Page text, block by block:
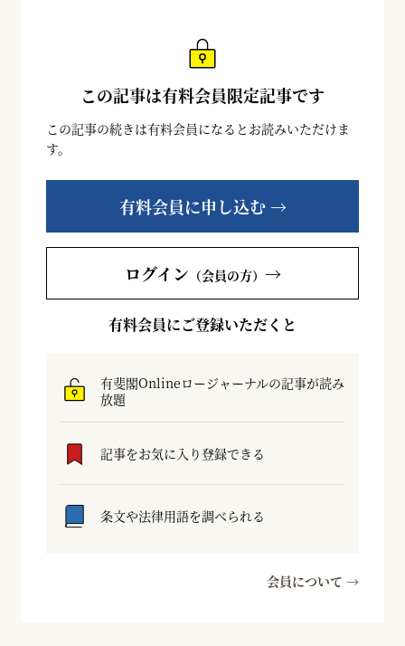
この記事は有料会員限定記事です
この記事の続きは有料会員になるとお読みいただけま
す。
有料会員に申し込む →
ログイン （会員の方） →
有料会員にご登録いただくと
有斐閣Onlineロージャーナルの記事が読み
放題
記事をお気に入り登録できる
条文や法律用語を調べられる
会員について →